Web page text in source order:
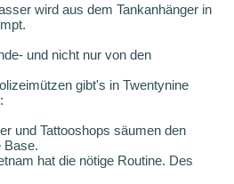
wird aus dem Tankanhänger in
und nicht nur von den
gibt's in Twentynine
und Tattooshops säumen den
Base.
hat die nötige Routine. Des